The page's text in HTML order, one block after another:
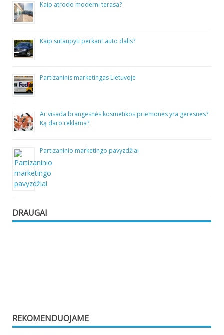
Kaip atrodo moderni terasa?
Kaip sutaupyti perkant auto dalis?
Partizaninis marketingas Lietuvoje
Ar visada brangesnės kosmetikos priemonės yra geresnės?
Ką daro reklama?
Partizaninio marketingo pavyzdžiai
DRAUGAI
REKOMENDUOJAME